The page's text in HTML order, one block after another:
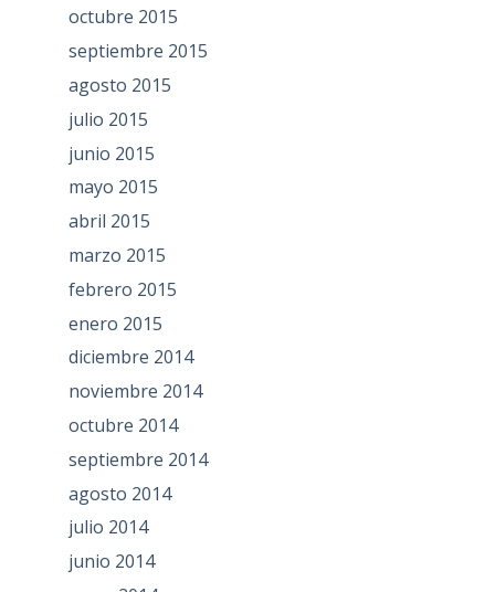
octubre 2015
septiembre 2015
agosto 2015
julio 2015
junio 2015
mayo 2015
abril 2015
marzo 2015
febrero 2015
enero 2015
diciembre 2014
noviembre 2014
octubre 2014
septiembre 2014
agosto 2014
julio 2014
junio 2014